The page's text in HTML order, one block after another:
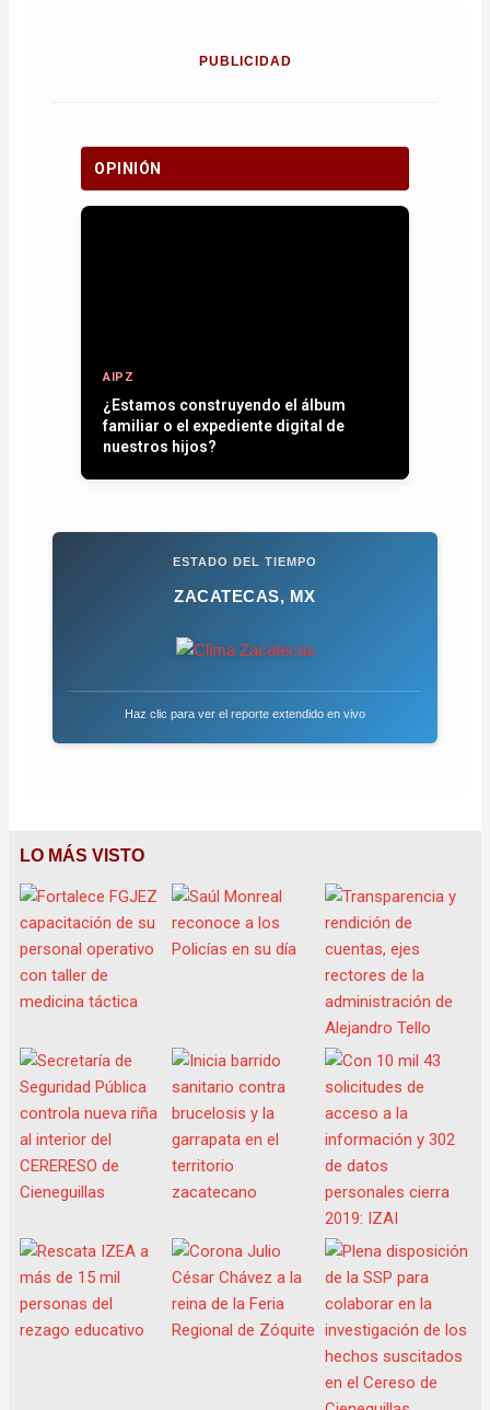
PUBLICIDAD
OPINIÓN
AIPZ
Entre plumas, operativos y la paz que
se quiere recuperar
ESTADO DEL TIEMPO
ZACATECAS, MX
Haz clic para ver el reporte extendido en vivo
LO MÁS VISTO